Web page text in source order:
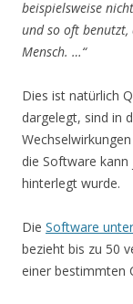
beispielsweise
und so oft benutzt,
Mensch. …“
Dies ist natürlich
dargelegt, sind in
die Software
hinterlegt wurde.
Die Software
bezieht bis zu 50
einer bestimmten